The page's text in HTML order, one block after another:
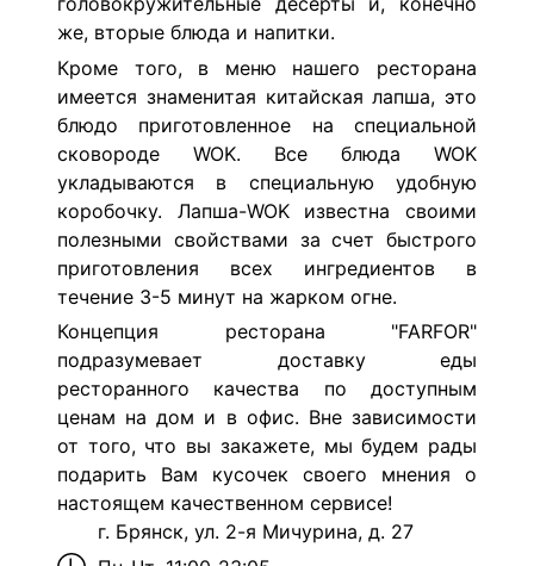
же, вторые блюда и напитки.
Кроме того, в меню нашего ресторана
имеется знаменитая китайская лапша, это
блюдо приготовленное на специальной
сковороде WOK. Все блюда WOK
укладываются в специальную удобную
коробочку. Лапша-WOK известна своими
полезными свойствами за счет быстрого
приготовления всех ингредиентов в
течение 3-5 минут на жарком огне.
Концепция ресторана "FARFOR"
подразумевает доставку еды
ресторанного качества по доступным
ценам на дом и в офис. Вне зависимости
от того, что вы закажете, мы будем рады
подарить Вам кусочек своего мнения о
настоящем качественном сервисе!
г. Брянск, ул. 2-я Мичурина, д. 27